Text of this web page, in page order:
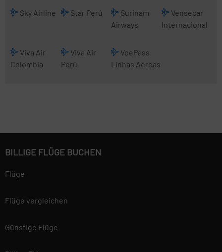
Sky Airline Star Perú
Surinam
Airways
Vensecar
Internacional
Viva Air
Colombia
Viva Air
Perú
VoePass
Linhas Aéreas
BILLIGE FLÜGE BUCHEN
Flüge
Flüge vergleichen
Günstige Flüge